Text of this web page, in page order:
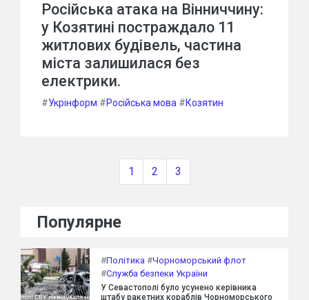
Російська атака на Вінниччину:
у Козятині постраждало 11
житлових будівель, частина
міста залишилася без
електрики.
#Укрінформ #Російська мова #Козятин
1 2 3
Популярне
#Політика #Чорноморський флот
#Служба безпеки України
У Севастополі було усунено керівника
штабу ракетних кораблів Чорноморського